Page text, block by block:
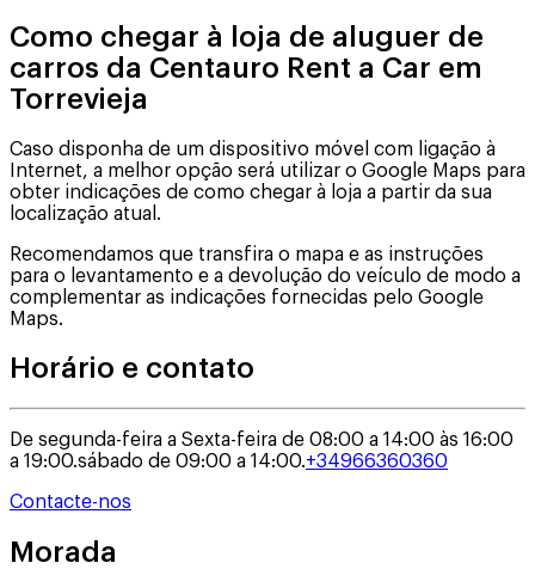
Como chegar à loja de aluguer de
carros da Centauro Rent a Car em
Torrevieja
Caso disponha de um dispositivo móvel com ligação à
Internet, a melhor opção será utilizar o Google Maps para
obter indicações de como chegar à loja a partir da sua
localização atual.
Recomendamos que transfira o mapa e as instruções
para o levantamento e a devolução do veículo de modo a
complementar as indicações fornecidas pelo Google
Maps.
Horário e contato
De segunda-feira a Sexta-feira de 08:00 a 14:00 às 16:00
a 19:00.sábado de 09:00 a 14:00.+34966360360
Contacte-nos
Morada